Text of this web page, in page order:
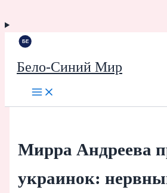
Бело-Синий Мир
Мирра Андреева
украинок: